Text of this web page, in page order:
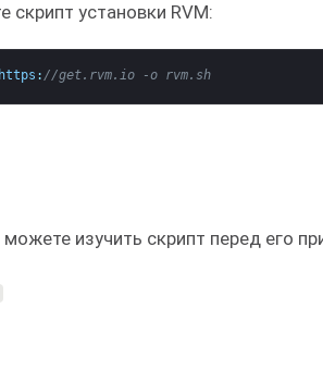
скрипт установки RVM:
https : //get.rvm.io -o rvm.sh
изучить скрипт перед его